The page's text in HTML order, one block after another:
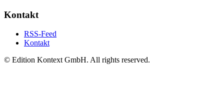
Kontakt
RSS-Feed
Kontakt
© Edition Kontext GmbH. All rights reserved.